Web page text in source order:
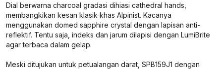
Dial berwarna charcoal gradasi dihiasi cathedral hands,
membangkikan kesan klasik khas Alpinist. Kacanya
menggunakan domed sapphire crystal dengan lapisan anti-
reflektif. Tentu saja, indeks dan jarum dilapisi dengan LumiBrite
agar terbaca dalam gelap.
Meski ditujukan untuk petualangan darat, SPB159J1 dengan